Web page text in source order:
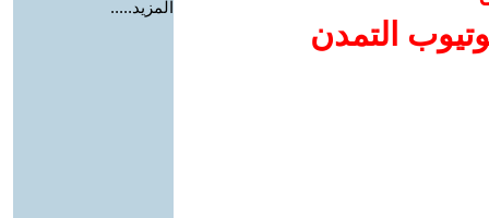
التمدن
المزيد.....